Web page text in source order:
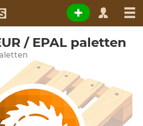
/ EPAL paletten